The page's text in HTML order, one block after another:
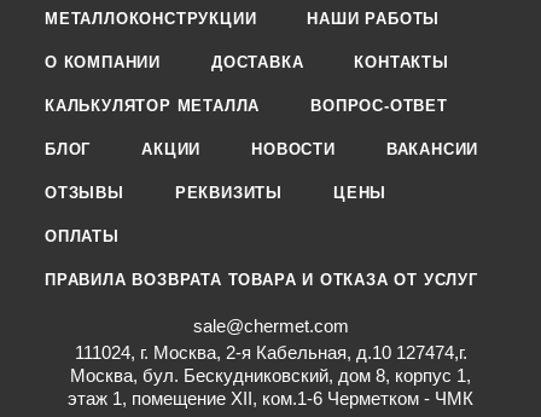
МЕТАЛЛОКОНСТРУКЦИИ НАШИ РАБОТЫ
О КОМПАНИИ ДОСТАВКА КОНТАКТЫ
КАЛЬКУЛЯТОР МЕТАЛЛА ВОПРОС-ОТВЕТ
БЛОГ АКЦИИ НОВОСТИ ВАКАНСИИ
ОТЗЫВЫ РЕКВИЗИТЫ ЦЕНЫ
ОПЛАТЫ
ПРАВИЛА ВОЗВРАТА ТОВАРА И ОТКАЗА ОТ УСЛУГ
sale@chermet.com
111024, г. Москва, 2-я Кабельная, д.10 127474,г.
Москва, бул. Бескудниковский, дом 8, корпус 1,
этаж 1, помещение XII, ком.1-6 Черметком - ЧМК